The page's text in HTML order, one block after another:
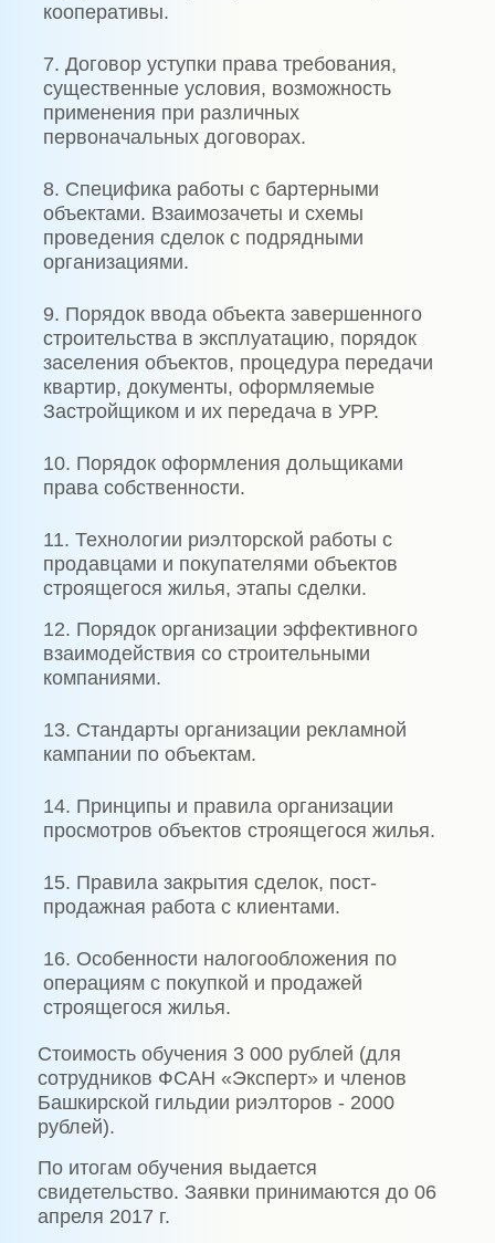
кооперативы.
7. Договор уступки права требования,
существенные условия, возможность
применения при различных
первоначальных договорах.
8. Специфика работы с бартерными
объектами. Взаимозачеты и схемы
проведения сделок с подрядными
организациями.
9. Порядок ввода объекта завершенного
строительства в эксплуатацию, порядок
заселения объектов, процедура передачи
квартир, документы, оформляемые
Застройщиком и их передача в УРР.
10. Порядок оформления дольщиками
права собственности.
11. Технологии риэлторской работы с
продавцами и покупателями объектов
строящегося жилья, этапы сделки.
12. Порядок организации эффективного
взаимодействия со строительными
компаниями.
13. Стандарты организации рекламной
кампании по объектам.
14. Принципы и правила организации
просмотров объектов строящегося жилья.
15. Правила закрытия сделок, пост-
продажная работа с клиентами.
16. Особенности налогообложения по
операциям с покупкой и продажей
строящегося жилья.
Стоимость обучения 3 000 рублей (для
сотрудников ФСАН «Эксперт» и членов
Башкирской гильдии риэлторов - 2000
рублей).
По итогам обучения выдается
свидетельство. Заявки принимаются до 06
апреля 2017 г.